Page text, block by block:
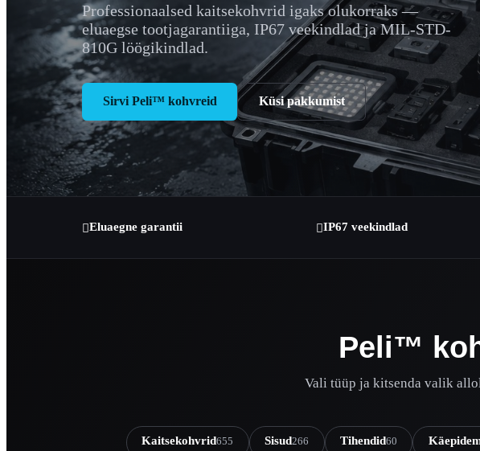
Professionaalsed kaitsekohvrid igaks olukorraks —
eluaegse tootjagarantiiga, IP67 veekindlad ja MIL-STD-
810G löögikindlad.
Sirvi Peli™ kohvreid Küsi pakkumist
Eluaegne garantii IP67 veekindlad
Peli™
Vali tüüp ja kitsenda valik
Kaitsekohvrid655 Sisud266 Tihendid60